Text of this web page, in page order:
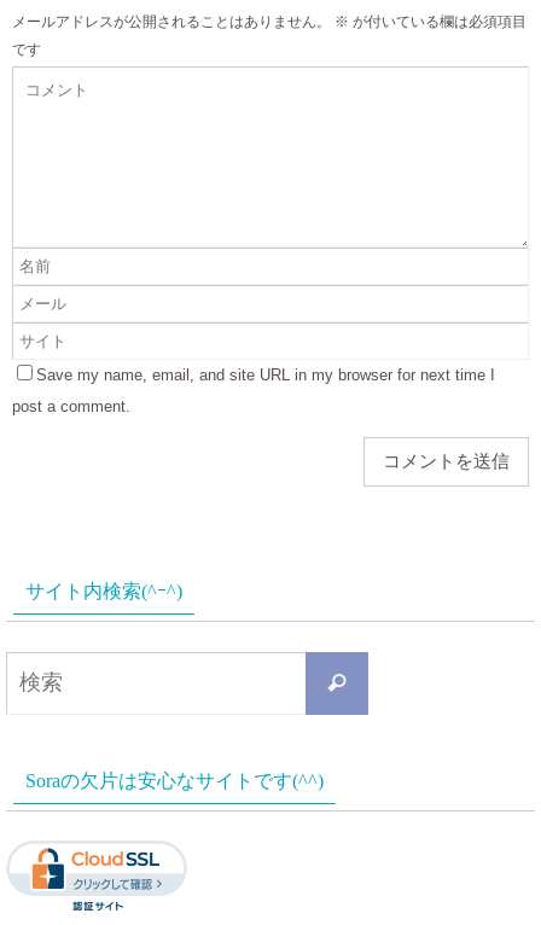
メールアドレスが公開されることはありません。 ※ が付いている欄は必須項目
です
Save my name, email, and site URL in my browser for next time I
post a comment.
サイト内検索(^ｰ^)
検
索
Soraの欠片は安心なサイトです(^^)